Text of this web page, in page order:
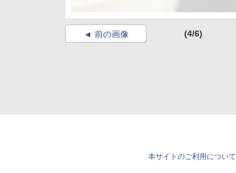
前の画像 (4/6)
本サイトのご利用について